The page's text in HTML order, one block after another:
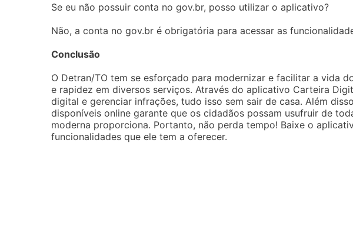
Se eu não possuir conta no gov.br, posso utilizar o aplicativo?
Não, a conta no gov.br é obrigatória para acessar as
Conclusão
O Detran/TO tem se esforçado para modernizar e facilitar a vida
e rapidez em diversos serviços. Através do aplicativo Carteira
digital e gerenciar infrações, tudo isso sem sair de casa. Além
disponíveis online garante que os cidadãos possam usufruir de
moderna proporciona. Portanto, não perda tempo! Baixe o
funcionalidades que ele tem a oferecer.